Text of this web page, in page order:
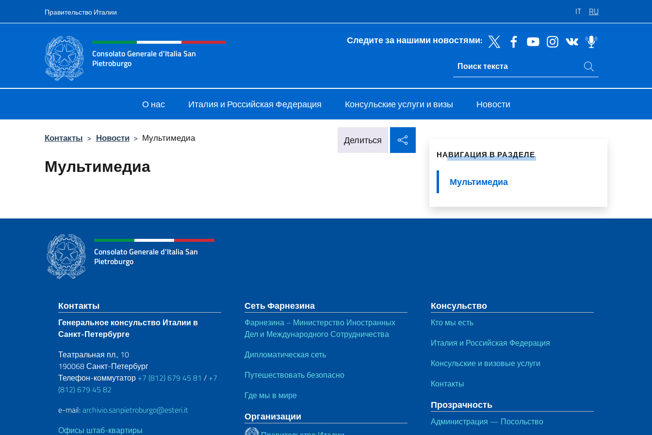
Правительство Италии IT RU
Шапка сайта, соцсети и меню
Consolato Generale d'Italia San
Pietroburgo
Следите за нашими новостями:
Ricerca sito live
Поиск на сайте
О нас Италия и Российская Федерация Консульские услуги и визы Новости
Контакты > Новости > Мультимедиа Делиться
Мультимедиа НАВИГАЦИЯ В РАЗДЕЛЕ
Мультимедиа
Consolato Generale d'Italia San
Pietroburgo
Нижний колонтитул
Контакты
Генеральное консульство Италии в
Санкт-Петербурге
Театральная пл., 10
190068 Санкт-Петербург
Телефон-коммутатор +7 (812) 679 45 81 / +7
(812) 679 45 82
e-mail:archivio.sanpietroburgo@esteri.it
Офисы штаб-квартиры
Сеть Фарнезина
Фарнезина – Министерство Иностранных
Дел и Международного Сотрудничества
Дипломатическая сеть
Путешествовать безопасно
Где мы в мире
Организации
Консульство
Кто мы есть
Италия и Российская Федерация
Консульские и визовые услуги
Контакты
Прозрачность
Администрация — Посольство